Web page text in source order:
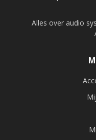
Alles over audio